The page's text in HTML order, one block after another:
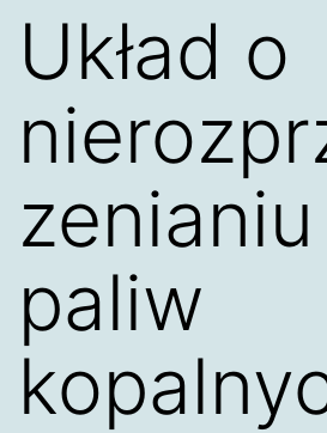
Układ o
zenianiu
paliw